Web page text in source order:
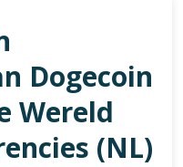
Dogecoin
Wereld
(NL)